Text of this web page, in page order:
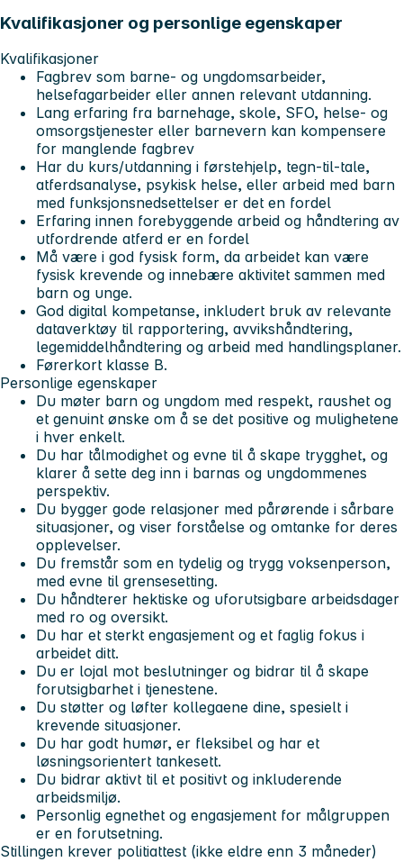
Kvalifikasjoner og personlige egenskaper
Kvalifikasjoner
Fagbrev som barne- og ungdomsarbeider,
helsefagarbeider eller annen relevant utdanning.
Lang erfaring fra barnehage, skole, SFO, helse- og
omsorgstjenester eller barnevern kan kompensere
for manglende fagbrev
Har du kurs/utdanning i førstehjelp, tegn-til-tale,
atferdsanalyse, psykisk helse, eller arbeid med barn
med funksjonsnedsettelser er det en fordel
Erfaring innen forebyggende arbeid og håndtering av
utfordrende atferd er en fordel
Må være i god fysisk form, da arbeidet kan være
fysisk krevende og innebære aktivitet sammen med
barn og unge.
God digital kompetanse, inkludert bruk av relevante
dataverktøy til rapportering, avvikshåndtering,
legemiddelhåndtering og arbeid med handlingsplaner.
Førerkort klasse B.
Personlige egenskaper
Du møter barn og ungdom med respekt, raushet og
et genuint ønske om å se det positive og mulighetene
i hver enkelt.
Du har tålmodighet og evne til å skape trygghet, og
klarer å sette deg inn i barnas og ungdommenes
perspektiv.
Du bygger gode relasjoner med pårørende i sårbare
situasjoner, og viser forståelse og omtanke for deres
opplevelser.
Du fremstår som en tydelig og trygg voksenperson,
med evne til grensesetting.
Du håndterer hektiske og uforutsigbare arbeidsdager
med ro og oversikt.
Du har et sterkt engasjement og et faglig fokus i
arbeidet ditt.
Du er lojal mot beslutninger og bidrar til å skape
forutsigbarhet i tjenestene.
Du støtter og løfter kollegaene dine, spesielt i
krevende situasjoner.
Du har godt humør, er fleksibel og har et
løsningsorientert tankesett.
Du bidrar aktivt til et positivt og inkluderende
arbeidsmiljø.
Personlig egnethet og engasjement for målgruppen
er en forutsetning.
Stillingen krever politiattest (ikke eldre enn 3 måneder)